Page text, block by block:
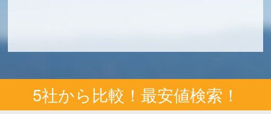
5社から比較！最安値検索！